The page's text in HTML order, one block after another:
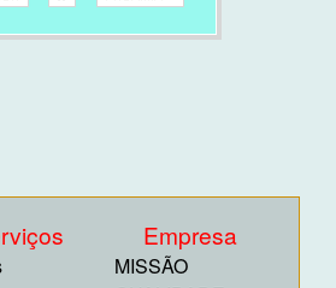
Empresa
MISSÃO